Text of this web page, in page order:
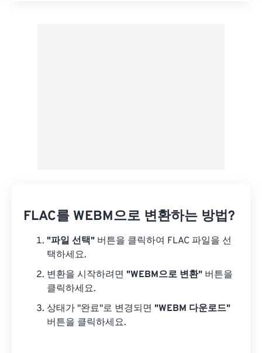
FLAC를 WEBM으로 변환하는 방법?
"파일 선택" 버튼을 클릭하여 FLAC 파일을 선
택하세요.
변환을 시작하려면 "WEBM으로 변환" 버튼을
클릭하세요.
상태가 "완료"로 변경되면 "WEBM 다운로드"
버튼을 클릭하세요.